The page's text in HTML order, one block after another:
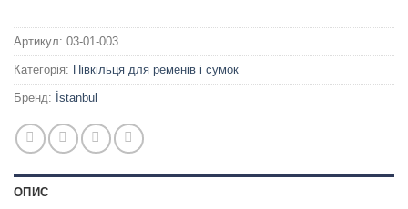
Артикул: 03-01-003
Категорія: Півкільця для ременів і сумок
Бренд: İstanbul
ОПИС